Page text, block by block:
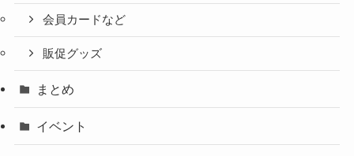
会員カードなど
販促グッズ
まとめ
イベント